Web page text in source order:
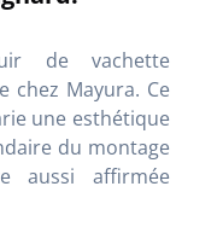
de vachette
chez Mayura. Ce
une esthétique
du montage
aussi affirmée